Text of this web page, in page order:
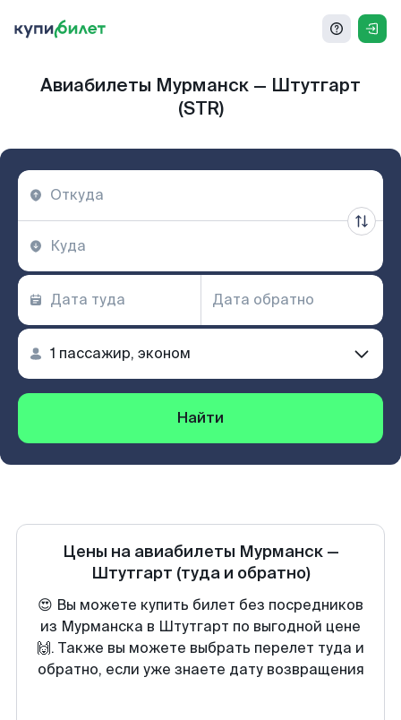
Авиабилеты Мурманск — Штутгарт
(STR)
Найти
Цены на авиабилеты Мурманск—
Штутгарт (туда и обратно)
😍 Вы можете купить билет без посредников
из Мурманска в Штутгарт по выгодной цене
🙌. Также вы можете выбрать перелет туда и
обратно, если уже знаете дату возвращения